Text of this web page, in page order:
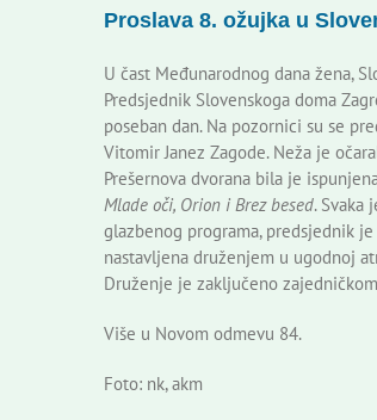
Proslava 8. ožujka u
U čast Međunarodnog dana žena,
Predsjednik Slovenskoga doma
poseban dan. Na pozornici su se
Vitomir Janez Zagode. Neža je
Prešernova dvorana bila je
Mlade oči, Orion i Brez besed. Svaka
glazbenog programa, predsjednik
nastavljena druženjem u ugodnoj
Druženje je zaključeno
Više u Novom odmevu 84.
Foto: nk, akm